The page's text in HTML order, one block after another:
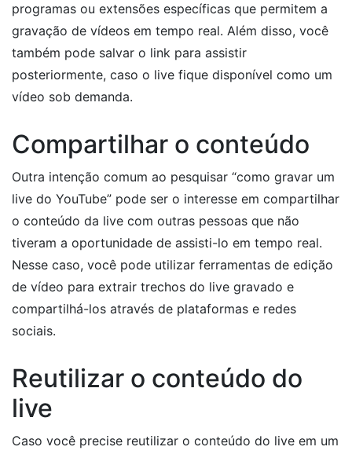
programas ou extensões específicas que permitem a
gravação de vídeos em tempo real. Além disso, você
também pode salvar o link para assistir
posteriormente, caso o live fique disponível como um
vídeo sob demanda.
Compartilhar o conteúdo
Outra intenção comum ao pesquisar “como gravar um
live do YouTube” pode ser o interesse em compartilhar
o conteúdo da live com outras pessoas que não
tiveram a oportunidade de assisti-lo em tempo real.
Nesse caso, você pode utilizar ferramentas de edição
de vídeo para extrair trechos do live gravado e
compartilhá-los através de plataformas e redes
sociais.
Reutilizar o conteúdo do
live
Caso você precise reutilizar o conteúdo do live em um